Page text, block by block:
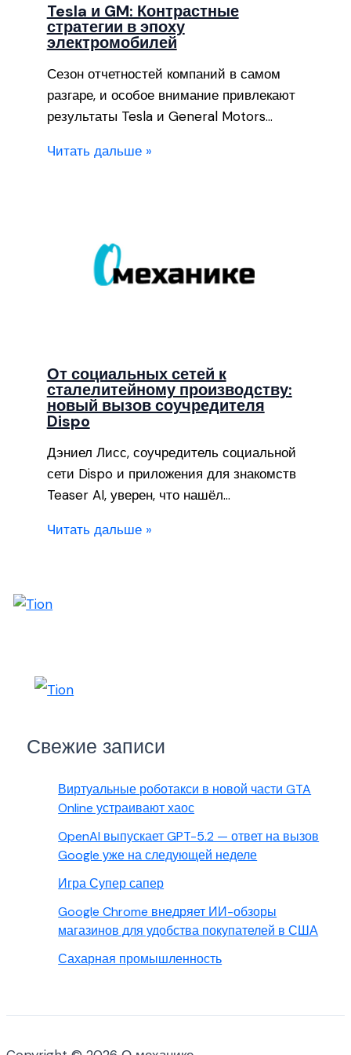
Tesla и GM: Контрастные
стратегии в эпоху
электромобилей
Сезон отчетностей компаний в самом
разгаре, и особое внимание привлекают
результаты Tesla и General Motors…
Читать дальше »
От социальных сетей к
сталелитейному производству:
новый вызов соучредителя
Dispo
Дэниел Лисс, соучредитель социальной
сети Dispo и приложения для знакомств
Teaser AI, уверен, что нашёл…
Читать дальше »
Свежие записи
Виртуальные роботакси в новой части GTA
Online устраивают хаос
OpenAI выпускает GPT-5.2 — ответ на вызов
Google уже на следующей неделе
Игра Супер сапер
Google Chrome внедряет ИИ-обзоры
магазинов для удобства покупателей в США
Сахарная промышленность